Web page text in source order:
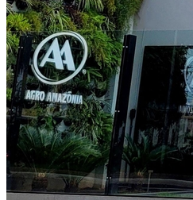
Athletico-PR